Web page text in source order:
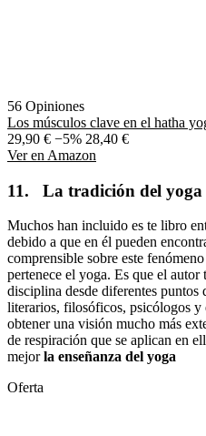
56 Opiniones
Los músculos clave en el hatha
29,90 € −5% 28,40 €
Ver en Amazon
11. La tradición del yoga
Muchos han incluido es te libro
debido a que en él pueden
comprensible sobre este
pertenece el yoga. Es que el autor
disciplina desde diferentes puntos
literarios, filosóficos, psicólogos y
obtener una visión mucho más
de respiración que se aplican en
mejorla enseñanza del yoga
Oferta